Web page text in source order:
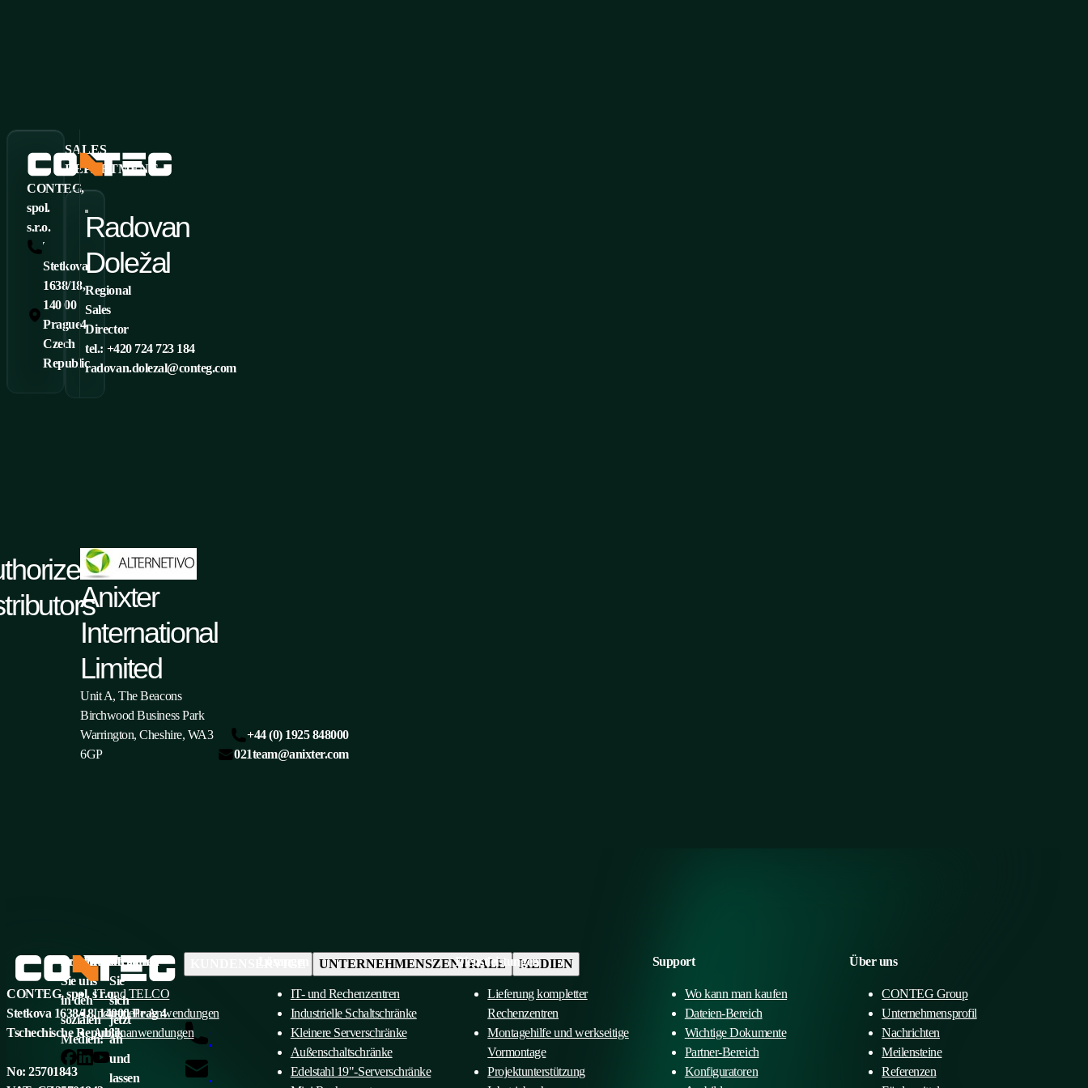
CONTEG,
spol.
s.r.o.
Stetkova
1638/18,
140 00
Prague4
Czech
Republic
SALES
DEPARTMENT
Radovan
Doležal
Regional
Sales
Director
tel.: +420 724 723 184
radovan.dolezal@conteg.com
Anixter
International
Limited
Unit A, The Beacons
Birchwood Business Park
Warrington, Cheshire, WA3
6GP
+44 (0) 1925 848000
021team@anixter.com
CONTEG, spol. s r.o.
Stetkova 1638/18, 14000 Prag 4
Tschechische Republik
No: 25701843
UNTERNEHMENSZENTRALE MEDIEN
Folgen
Sie uns
in den
sozialen
Medien:
Melden
Sie
sich
jetzt
an
und
lassen
Produktkategorien
IT und TELCO
Industrielle Anwendungen
Außenanwendungen
IT- und Rechenzentren
Industrielle Schaltschränke
Kleinere Serverschränke
Außenschaltschränke
Edelstahl 19"-Serverschränke
Dienstleistungen
Lieferung kompletter
Rechenzentren
Montagehilfe und werkseitige
Vormontage
Projektunterstützung
Support
Wo kann man kaufen
Dateien-Bereich
Wichtige Dokumente
Partner-Bereich
Konfiguratoren
Über uns
CONTEG Group
Unternehmensprofil
Nachrichten
Meilensteine
Referenzen